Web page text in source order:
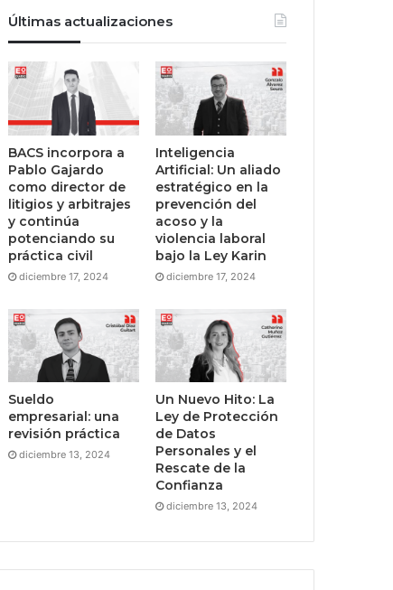
Últimas actualizaciones
BACS incorpora a
Pablo Gajardo
como director de
litigios y arbitrajes
y continúa
potenciando su
práctica civil
diciembre 17, 2024
Inteligencia
Artificial: Un aliado
estratégico en la
prevención del
acoso y la
violencia laboral
bajo la Ley Karin
diciembre 17, 2024
Sueldo
empresarial: una
revisión práctica
diciembre 13, 2024
Un Nuevo Hito: La
Ley de Protección
de Datos
Personales y el
Rescate de la
Confianza
diciembre 13, 2024